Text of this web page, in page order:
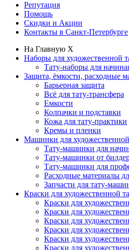
Репутация
Помощь
Скидки и Акции
Контакты в Санкт-Петербурге
На Главную X
Наборы для художественной
Тату-наборы для
Защита, ёмкости, расходные
Барьерная защита
Всё для тату-трансфера
Емкости
Колпачки и подставки
Кожа для тату-практики
Кремы и пленки
Машинки для
Тату-машинки для
Тату-машинки от
Тату-машинки для
Расходные материалы
Запчасти для тату-
Краски для художественной
Краски для
Краски для
Краски для
Краски для
Краски для
Краски для